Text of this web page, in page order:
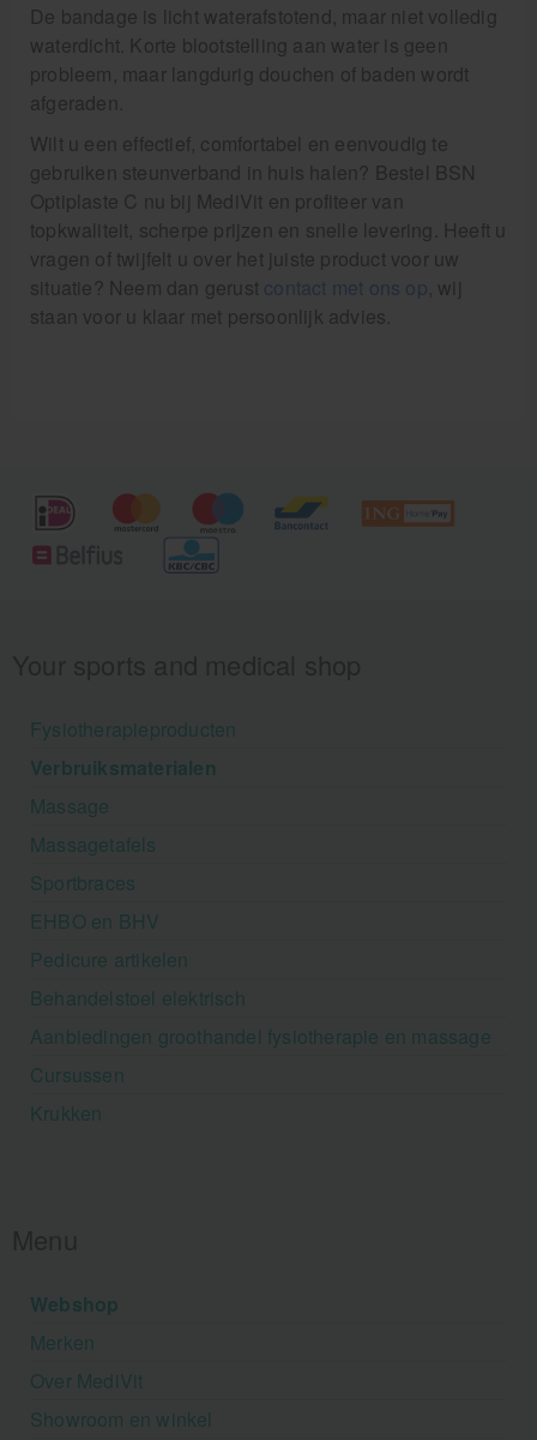
De bandage is licht waterafstotend, maar niet volledig
waterdicht. Korte blootstelling aan water is geen
probleem, maar langdurig douchen of baden wordt
afgeraden.
Wilt u een effectief, comfortabel en eenvoudig te
gebruiken steunverband in huis halen? Bestel BSN
Optiplaste C nu bij MediVit en profiteer van
topkwaliteit, scherpe prijzen en snelle levering. Heeft u
vragen of twijfelt u over het juiste product voor uw
situatie? Neem dan gerust contact met ons op , wij
staan voor u klaar met persoonlijk advies.
Fysiotherapieproducten
Verbruiksmaterialen
Massage
Massagetafels
Sportbraces
EHBO en BHV
Pedicure artikelen
Behandelstoel elektrisch
Aanbiedingen groothandel fysiotherapie en massage
Cursussen
Krukken
Webshop
Merken
Over MediVit
Showroom en winkel